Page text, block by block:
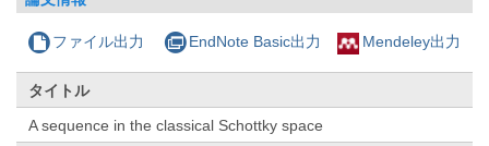
ファイル出力 EndNote Basic出力 Mendeley出力
タイトル
A sequence in the classical Schottky space